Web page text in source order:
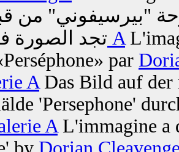
"بيرسيفوني" من
تجد الصورة معرض A
par
A Das Bild auf der
'Persephone'
A L'immagine a